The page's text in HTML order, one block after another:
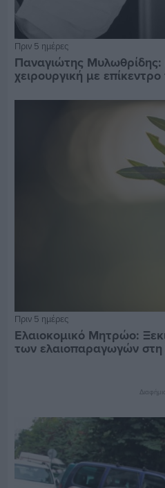
Πριν 5 ημέρες
Παναγιώτης Μυλωθρίδης:
χειρουργική με
Πριν 5 ημέρες
Ελαιοκομικό Μητρώο:
των ελαιοπαραγωγών στη